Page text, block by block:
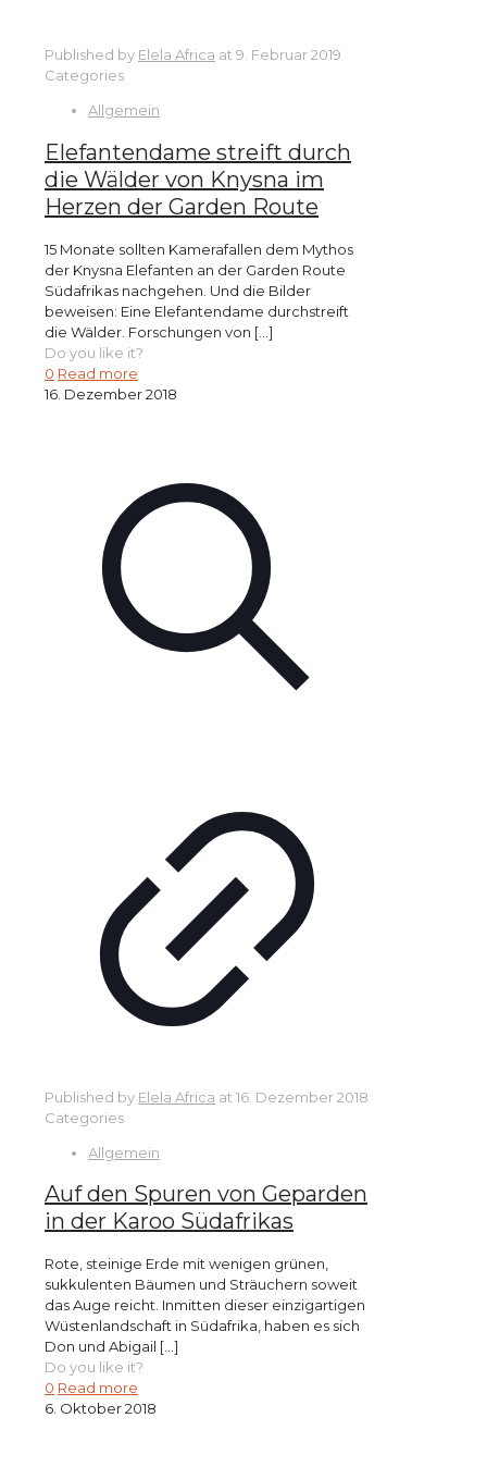
Published by Elela Africa at 9. Februar 2019
Categories
Allgemein
Elefantendame streift durch
die Wälder von Knysna im
Herzen der Garden Route
15 Monate sollten Kamerafallen dem Mythos
der Knysna Elefanten an der Garden Route
Südafrikas nachgehen. Und die Bilder
beweisen: Eine Elefantendame durchstreift
die Wälder. Forschungen von […]
Do you like it?
0 Read more
16. Dezember 2018
Published by Elela Africa at 16. Dezember 2018
Categories
Allgemein
Auf den Spuren von Geparden
in der Karoo Südafrikas
Rote, steinige Erde mit wenigen grünen,
sukkulenten Bäumen und Sträuchern soweit
das Auge reicht. Inmitten dieser einzigartigen
Wüstenlandschaft in Südafrika, haben es sich
Don und Abigail […]
Do you like it?
0 Read more
6. Oktober 2018